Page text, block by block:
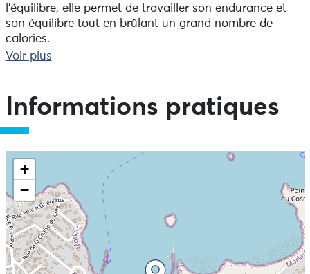
l'équilibre, elle permet de travailler son endurance et
son équilibre tout en brûlant un grand nombre de
calories.
Elle permet de découvrir le littoral tout en pratiquant
Pour toutes personnes souhaitant retrouver une
tonicité, tout en profitant des bienfaits de
l’environnement marin.
Venez pratiquer la marche aqua-tonique sur la côte
nord Finistère en Bretagne.
Carantec au cœur de la baie de Morlaix, permet la
pratique de la marche aquatique sûre avec peu de
vagues et de ressac, accessible à toute heure de
marées (sur les plages du Kelenn, Penquer, Cosmeur et
Clouët).
Voir plus
Informations pratiques
+
−